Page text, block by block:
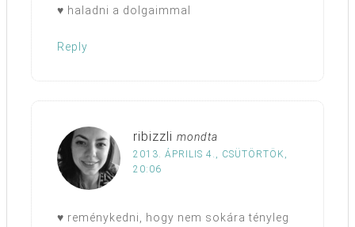
♥ haladni a dolgaimmal
Reply
ribizzli mondta
2013. ÁPRILIS 4., CSÜTÖRTÖK,
20:06
♥ reménykedni, hogy nem sokára tényleg